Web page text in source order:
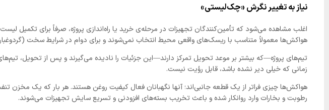
نیاز به تغییر نگرش «چک‌لیستی»
هواکش‌ها معمولاً متناسب با ریسک‌های واقعی محیط انتخاب نمی‌شوند و برای دوام در شرایط سخت
تیم‌های پروژه—که بیشتر بر موعد تحویل تمرکز دارند—این جزئیات را نادیده می‌گیرند و پس از تحویل،
زمانی که خیلی دیر نشده باشد، قابل رؤیت نیست.
هواکش‌ها چیزی فراتر از یک قطعه جانبی‌اند؛ آنها نگهبانان فعال کیفیت روغن هستند. هر بار که یک مخزن
رطوبت و بخارات وارد روانکار شده و باعث تخریب بسته‌های افزودنی و تسریع سایش تجهیزات می‌شوند.